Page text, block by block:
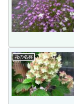
花の名称